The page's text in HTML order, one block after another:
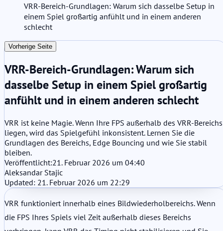
VRR-Bereich-Grundlagen: Warum sich dasselbe Setup in
einem Spiel großartig anfühlt und in einem anderen
schlecht
Vorherige Seite
VRR-Bereich-Grundlagen: Warum sich
dasselbe Setup in einem Spiel großartig
anfühlt und in einem anderen schlecht
VRR ist keine Magie. Wenn Ihre FPS außerhalb des VRR-Bereichs
liegen, wird das Spielgefühl inkonsistent. Lernen Sie die
Grundlagen des Bereichs, Edge Bouncing und wie Sie stabil
bleiben.
Veröffentlicht:21. Februar 2026 um 04:40
Aleksandar Stajic
Updated: 21. Februar 2026 um 22:29
VRR funktioniert innerhalb eines Bildwiederholbereichs. Wenn
die FPS Ihres Spiels viel Zeit außerhalb dieses Bereichs